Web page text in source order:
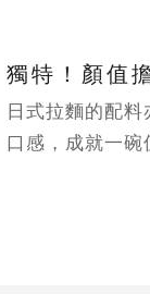
獨特！顏值
日式拉麵的配
口感，成就一碗